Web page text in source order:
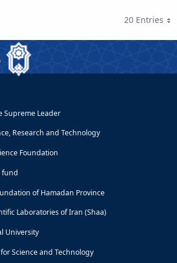
20 EntriesPer Page
Supreme Leader
Research and Technology
Foundation
fund
of Hamadan Province
Laboratories of Iran (Shaa)
University
Science and Technology